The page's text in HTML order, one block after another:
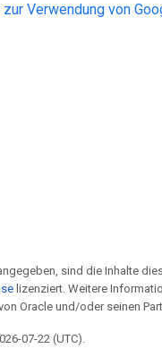
Verwendung von
sind die Inhalte
lizenziert. Weitere
Oracle und/oder seinen
07-22 (UTC).